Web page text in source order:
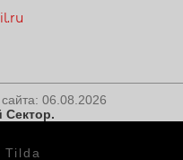
06.08.2026
Сектор.
Tilda